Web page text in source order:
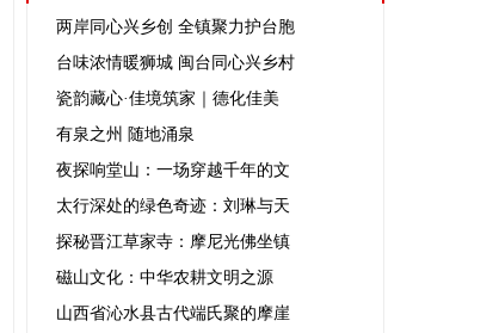
两岸同心兴乡创 全镇聚力护台胞
台味浓情暖狮城 闽台同心兴乡村
瓷韵藏心·佳境筑家｜德化佳美
有泉之州 随地涌泉
夜探响堂山：一场穿越千年的文
太行深处的绿色奇迹：刘琳与天
探秘晋江草家寺：摩尼光佛坐镇
磁山文化：中华农耕文明之源
山西省沁水县古代端氏聚的摩崖